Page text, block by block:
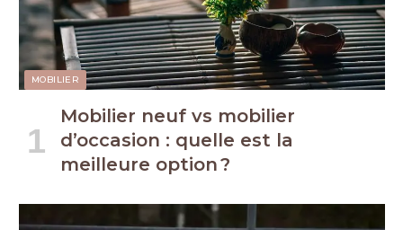
MOBILIER
Mobilier neuf vs mobilier
d’occasion : quelle est la
meilleure option ?